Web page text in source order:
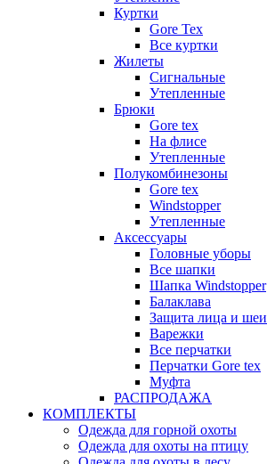
Куртки
Gore Tex
Все куртки
Жилеты
Сигнальные
Утепленные
Брюки
Gore tex
На флисе
Утепленные
Полукомбинезоны
Gore tex
Windstopper
Утепленные
Аксессуары
Головные уборы
Все шапки
Шапка Windstopper
Балаклава
Защита лица и шеи
Варежки
Все перчатки
Перчатки Gore tex
Муфта
РАСПРОДАЖА
КОМПЛЕКТЫ
Одежда для горной охоты
Одежда для охоты на птицу